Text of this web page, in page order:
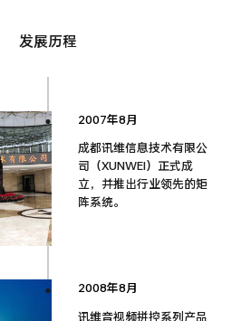
发展历程
2007年8月
成都讯维信息技术有限公
司（XUNWEI）正式成
立，并推出行业领先的矩
阵系统。
2008年8月
讯维音视频拼控系列产品